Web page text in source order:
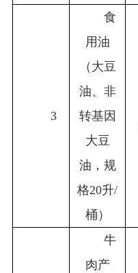
3
食
用油
（大豆
油、非
转基因
大豆
油，规
格20升/
桶）
牛
肉产